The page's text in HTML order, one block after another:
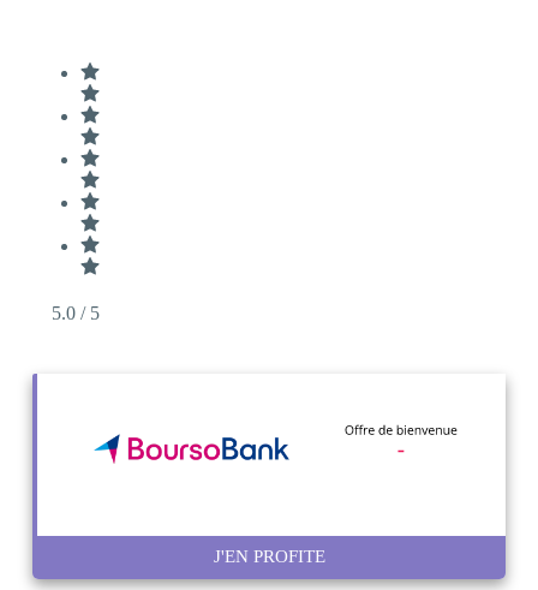
5.0 / 5
J'EN PROFITE